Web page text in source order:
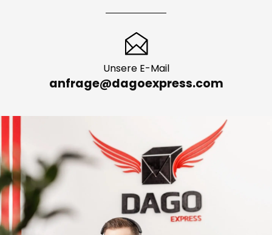
+49 335 277 130 05
anfrage@dagoexpress.com